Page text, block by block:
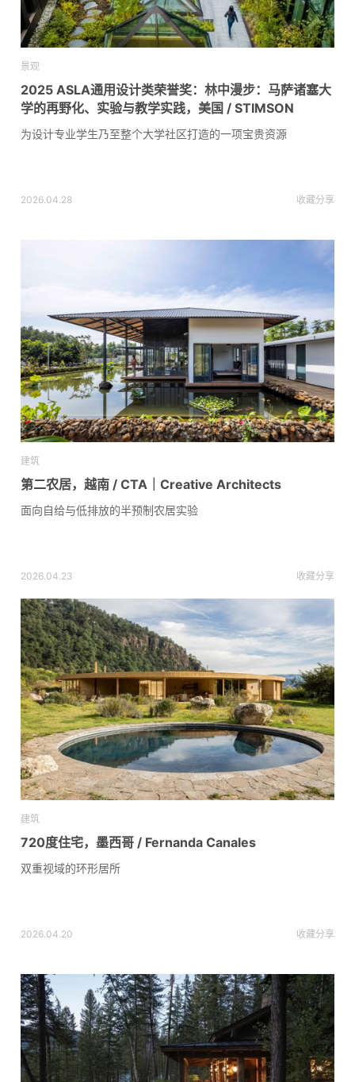
景观
2025 ASLA通用设计类荣誉奖：林中漫步：马萨诸塞大
学的再野化、实验与教学实践，美国 / STIMSON
为设计专业学生乃至整个大学社区打造的一项宝贵资源
2026.04.28 收藏分享
建筑
第二农居，越南 / CTA｜Creative Architects
面向自给与低排放的半预制农居实验
2026.04.23 收藏分享
建筑
720度住宅，墨西哥 / Fernanda Canales
双重视域的环形居所
2026.04.20 收藏分享